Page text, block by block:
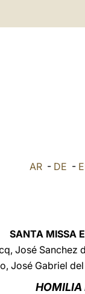
AR - DE -
SANTA MISSA
José Sanchez
José Gabriel
HOMILIA